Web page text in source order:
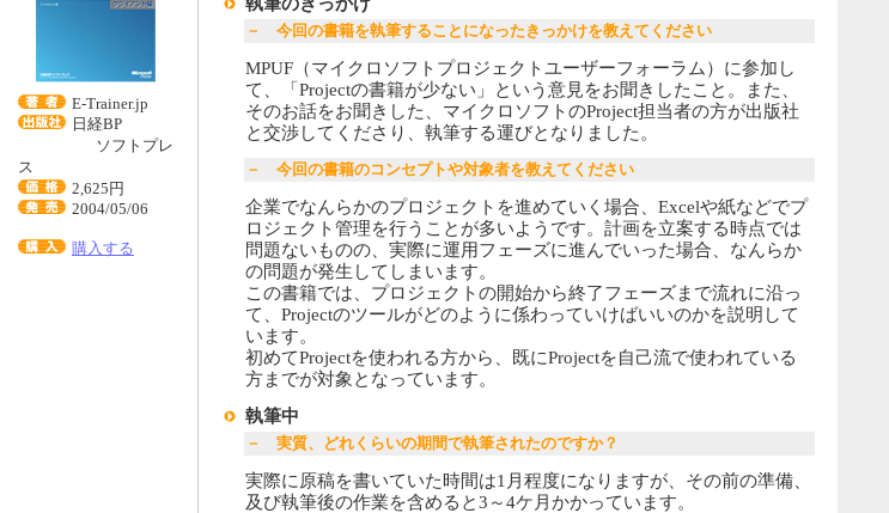
E-Trainer.jp
日経BP
ソフトプレ
ス
2,625円
2004/05/06
購入する
－ 今回の書籍を執筆することになったきっかけを教えてください
MPUF（マイクロソフトプロジェクトユーザーフォーラム）に参加し
て、「Projectの書籍が少ない」という意見をお聞きしたこと。また、
そのお話をお聞きした、マイクロソフトのProject担当者の方が出版社
と交渉してくださり、執筆する運びとなりました。
－ 今回の書籍のコンセプトや対象者を教えてください
企業でなんらかのプロジェクトを進めていく場合、Excelや紙などでプ
ロジェクト管理を行うことが多いようです。計画を立案する時点では
問題ないものの、実際に運用フェーズに進んでいった場合、なんらか
の問題が発生してしまいます。
この書籍では、プロジェクトの開始から終了フェーズまで流れに沿っ
て、Projectのツールがどのように係わっていけばいいのかを説明して
います。
初めてProjectを使われる方から、既にProjectを自己流で使われている
方までが対象となっています。
執筆中
－ 実質、どれくらいの期間で執筆されたのですか？
実際に原稿を書いていた時間は1月程度になりますが、その前の準備、
及び執筆後の作業を含めると3～4ケ月かかっています。